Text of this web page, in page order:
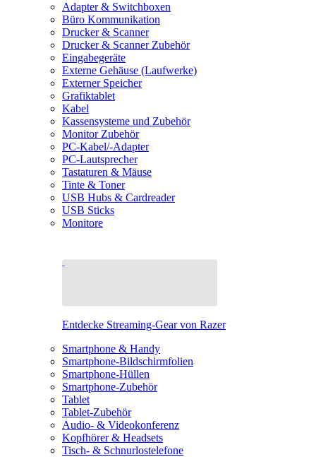
Adapter & Switchboxen
Büro Kommunikation
Drucker & Scanner
Drucker & Scanner Zubehör
Eingabegeräte
Externe Gehäuse (Laufwerke)
Externer Speicher
Grafiktablet
Kabel
Kassensysteme und Zubehör
Monitor Zubehör
PC-Kabel/-Adapter
PC-Lautsprecher
Tastaturen & Mäuse
Tinte & Toner
USB Hubs & Cardreader
USB Sticks
Monitore
Entdecke Streaming-Gear von Razer
Smartphone & Handy
Smartphone-Bildschirmfolien
Smartphone-Hüllen
Smartphone-Zubehör
Tablet
Tablet-Zubehör
Audio- & Videokonferenz
Kopfhörer & Headsets
Tisch- & Schnurlostelefone